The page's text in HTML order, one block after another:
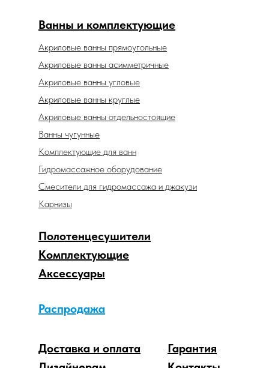
Ванны и комплектующие
Акриловые ванны прямоугольные
Аксессуары
Распродажа
Комплектующие
Доставка и оплата
Гарантия
Акриловые ванны отдельностоящие
Акриловые ванны асимметричные
Акриловые ванны угловые
Акриловые ванны круглые
Ванны чугунные
Комплектующие для ванн
Гидромассажное оборудование
Смесители для гидромассажа и джакузи
Карнизы
Полотенцесушители